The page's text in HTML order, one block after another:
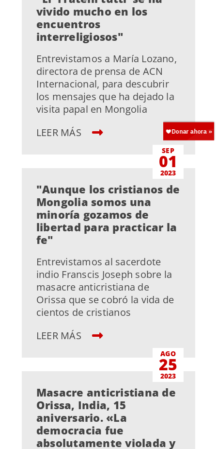
vivido mucho en los
encuentros
interreligiosos"
Entrevistamos a María Lozano,
directora de prensa de ACN
Internacional, para descubrir
los mensajes que ha dejado la
visita papal en Mongolia
LEER MÁS
SEP
01
2023
"Aunque los cristianos de
Mongolia somos una
minoría gozamos de
libertad para practicar la
fe"
Entrevistamos al sacerdote
indio Franscis Joseph sobre la
masacre anticristiana de
Orissa que se cobró la vida de
cientos de cristianos
LEER MÁS
AGO
25
2023
Masacre anticristiana de
Orissa, India, 15
aniversario. «La
democracia fue
absolutamente violada y